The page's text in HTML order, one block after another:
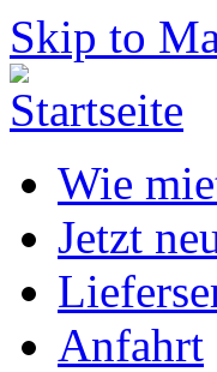
Skip to
Wie
Jetzt
Anfahrt